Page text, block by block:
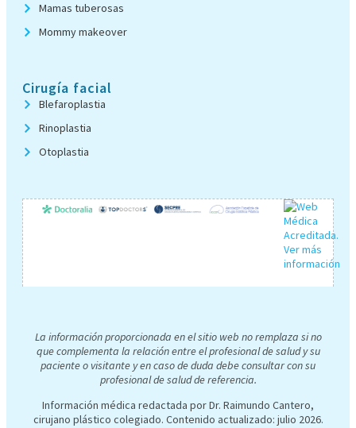
Mamas tuberosas
Mommy makeover
Cirugía facial
Blefaroplastia
Rinoplastia
Otoplastia
La información proporcionada en el sitio web no remplaza si no
que complementa la relación entre el profesional de salud y su
paciente o visitante y en caso de duda debe consultar con su
profesional de salud de referencia.
Información médica redactada por Dr. Raimundo Cantero,
cirujano plástico colegiado. Contenido actualizado: julio 2026.